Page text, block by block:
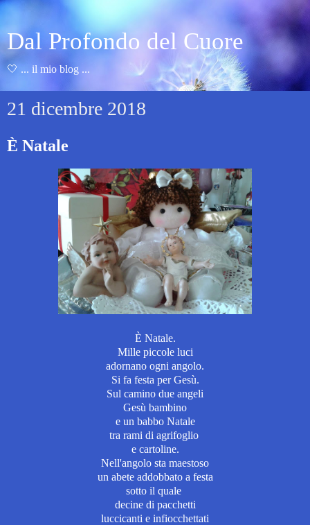
Dal Profondo del Cuore
🤍 ... il mio blog ...
21 dicembre 2018
È Natale
È Natale.
Mille piccole luci
adornano ogni angolo.
Si fa festa per Gesù.
Sul camino due angeli
Gesù bambino
e un babbo Natale
tra rami di agrifoglio
e cartoline.
Nell'angolo sta maestoso
un abete addobbato a festa
sotto il quale
decine di pacchetti
luccicanti e infiocchettati